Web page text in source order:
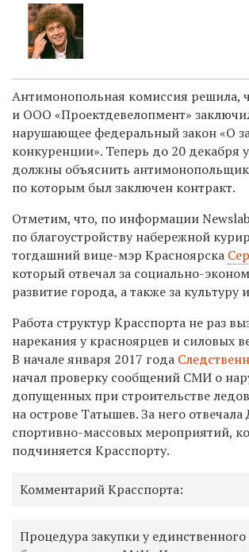
Антимонопольная комиссия решила,
и ООО «Проектдевелопмент»
нарушающее федеральный закон «О
конкуренции». Теперь до 20 декабря
должны объяснить
по которым был заключен контракт.
Отметим, что, по информации
по благоустройству набережной
тогдашний вице-мэр Красноярска
который отвечал за социально-
развитие города, а также за культуру
Работа структур Красспорта не раз
нарекания у красноярцев и силовых
В начале января 2017 года
начал проверку сообщений СМИ о
допущенных при строительстве
на острове Татышев. За него
спортивно-массовых мероприятий,
подчиняется Красспорту.
Комментарий Красспорта:
Процедура закупки у